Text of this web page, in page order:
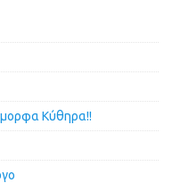
Κύθηρα!!